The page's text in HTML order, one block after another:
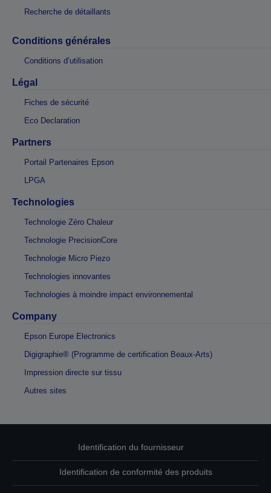
Recherche de détaillants
Conditions générales
Conditions d’utilisation
Légal
Fiches de sécurité
Eco Declaration
Partners
Portail Partenaires Epson
LPGA
Technologies
Technologie Zéro Chaleur
Technologie PrecisionCore
Technologie Micro Piezo
Technologies innovantes
Technologies à moindre impact environnemental
Company
Epson Europe Electronics
Digigraphie® (Programme de certification Beaux-Arts)
Impression directe sur tissu
Autres sites
Identification du fournisseur
Identification de conformité des produits